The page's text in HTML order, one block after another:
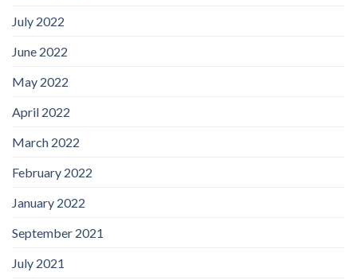
July 2022
June 2022
May 2022
April 2022
March 2022
February 2022
January 2022
September 2021
July 2021